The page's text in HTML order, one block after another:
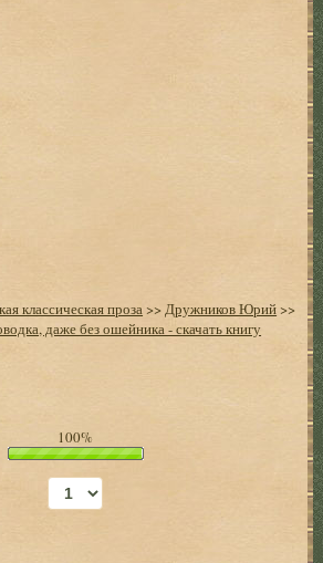
классическая проза>>Дружников Юрий>>
даже без ошейника - скачать книгу
100%